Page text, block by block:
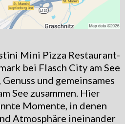
Mini Pizza Restaurant-
bei Flasch City am See
und gemeinsames
See zusammen. Hier
Momente, in denen
Atmosphäre ineinander